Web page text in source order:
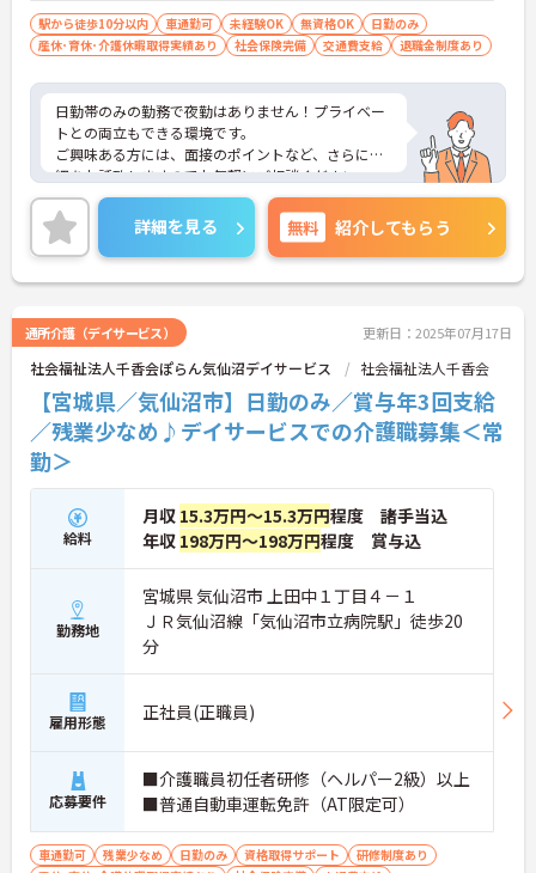
駅から徒歩10分以内 車通勤可 未経験OK 無資格OK
日勤のみ
産休･育休･介護休暇取得実績あり
社会保険完備 交通費支給 退職金制度あり
日勤帯のみの勤務で夜勤はありません！プライベー
トとの両立もできる環境です。
ご興味ある方には、面接のポイントなど、さらに詳
細をお話致しますのでお気軽にご相談ください。
詳細を見る 無料 紹介してもらう
通所介護（デイサービス） 更新日：2025年07月17日
社会福祉法人千香会ぽらん気仙沼デイサービス 社会福祉法人千香会
【宮城県／気仙沼市】日勤のみ／賞与年3回支給
／残業少なめ♪デイサービスでの介護職募集＜常
勤＞
給料
月収 15.3万円～15.3万円程度 諸手当込
年収 198万円～198万円程度 賞与込
勤務地
宮城県 気仙沼市 上田中１丁目４－１
ＪＲ気仙沼線「気仙沼市立病院駅」徒歩20
分
雇用形態 正社員(正職員)
応募要件
■介護職員初任者研修（ヘルパー2級）以上
■普通自動車運転免許（AT限定可）
車通勤可 残業少なめ 日勤のみ 資格取得サポート
研修制度あり